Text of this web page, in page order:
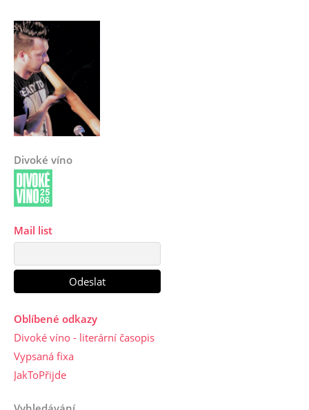
Divoké víno
Mail list
Oblíbené odkazy
Divoké víno - literární časopis
Vypsaná fixa
JakToPřijde